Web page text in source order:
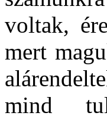
voltak,
mert
mind